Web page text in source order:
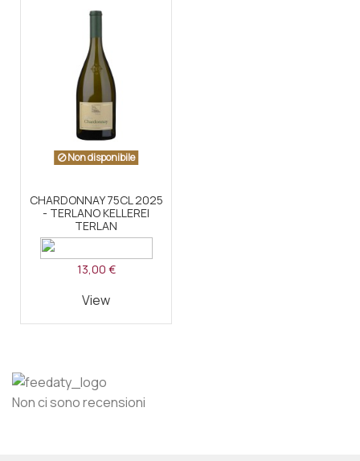
Non disponibile
CHARDONNAY 75CL 2025
- TERLANO KELLEREI
TERLAN
13,00 €
View
Non ci sono recensioni